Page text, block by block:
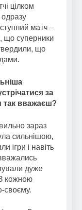
цілком
матч –
що суперники
що
за
так вважаєш?
зараз
сильнішою,
ігри і навіть
дуже
кожною
своєму.